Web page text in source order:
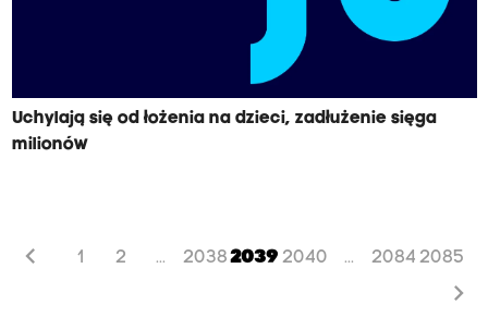
Uchylają się od łożenia na dzieci, zadłużenie sięga
milionów
chevron_left 1 2 ... 2038 2039 2040 ... 2084 2085
chevron_right